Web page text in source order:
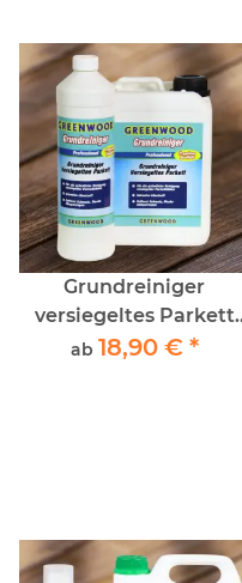
Grundreiniger
versiegeltes Parkett
Greenwood
ab 18,90 € *